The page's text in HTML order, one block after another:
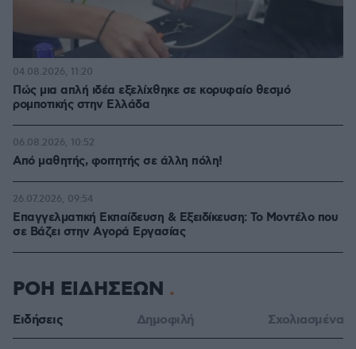
Πώς μια απλή ιδέα εξελίχθηκε σε κορυφαίο θεσμό
ρομποτικής στην Ελλάδα
04.08.2026, 11:20
Από μαθητής, φοιτητής σε άλλη πόλη!
06.08.2026, 10:52
Επαγγελματική Εκπαίδευση & Εξειδίκευση: Το Mοντέλο που
σε Bάζει στην Aγορά Eργασίας
26.07.2026, 09:54
ΡΟΗ ΕΙΔΗΣΕΩΝ
Ειδήσεις Δημοφιλή Σχολιασμένα